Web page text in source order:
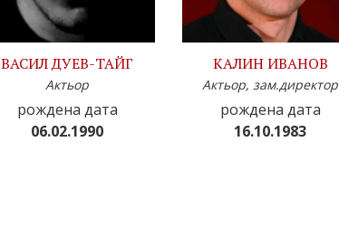
ВАСИЛ ДУЕВ-ТАЙГ
Актьор
рождена дата
06.02.1990
КАЛИН ИВАНОВ
Актьор, зам.директор
рождена дата
16.10.1983